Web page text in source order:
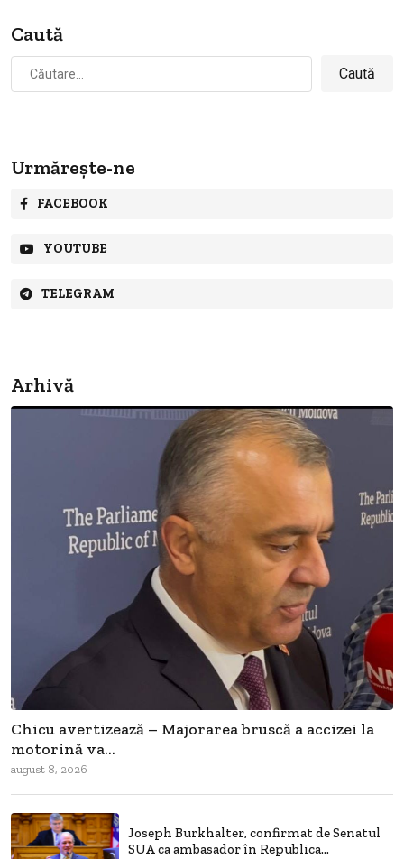
Caută
Caută
după:
Urmărește-ne
FACEBOOK
YOUTUBE
TELEGRAM
Arhivă
Chicu avertizează – Majorarea bruscă a accizei la
motorină va...
august 8, 2026
Joseph Burkhalter, confirmat de Senatul
SUA ca ambasador în Republica...